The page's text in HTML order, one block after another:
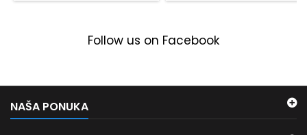
Follow us on Facebook
NAŠA PONUKA